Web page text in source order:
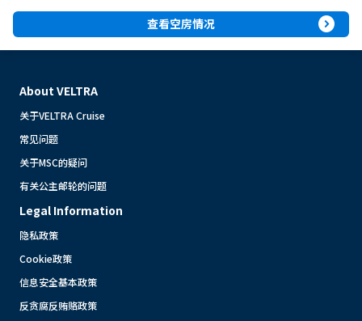
查看空房情况 expand_circle_right
About VELTRA
关于VELTRA Cruise
常见问题
关于MSC的疑问
有关公主邮轮的问题
Legal Information
隐私政策
Cookie政策
信息安全基本政策
反贪腐反贿赂政策